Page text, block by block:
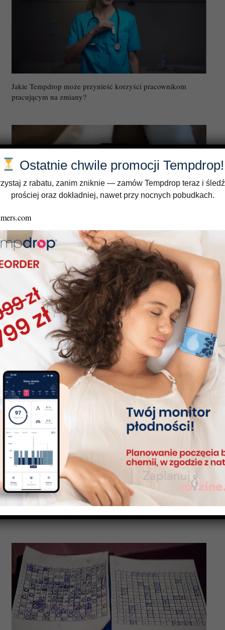
Jakie Tempdrop może przynieść korzyści pracownikom
pracującym na zmiany?
Podstawowa Temperatura Ciała: Wszystkie Twoje Pytania
Odpowiedziane – Część III
Regulamin konkursu „Co Tempdrop zmienił w Moim życiu?”
Ostatnie chwile promocji Tempdrop!
z rabatu, zanim zniknie — zamów Tempdrop teraz i
prościej oraz dokładniej, nawet przy nocnych pobudkach.